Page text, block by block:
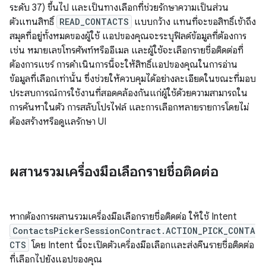
ระดับ 37) ขึ้นไป และเป็นทางเลือกที่ช่วยรักษาความเป็นส่วน
ตัวแทนสิทธิ์ READ_CONTACTS แบบกว้าง แทนที่จะขอสิทธิ์เข้าถึง
สมุดที่อยู่ทั้งหมดของผู้ใช้ แอปของคุณจะระบุฟิลด์ข้อมูลที่ต้องการ
เช่น หมายเลขโทรศัพท์หรืออีเมล และผู้ใช้จะเลือกรายชื่อติดต่อที่
ต้องการแชร์ การดำเนินการนี้จะให้สิทธิ์แอปของคุณในการอ่าน
ข้อมูลที่เลือกเท่านั้น ซึ่งช่วยให้ควบคุมได้อย่างละเอียดในขณะที่มอบ
ประสบการณ์การใช้งานที่สอดคล้องกันแก่ผู้ใช้ด้วยความสามารถใน
การค้นหาในตัว การสลับโปรไฟล์ และการเลือกหลายรายการโดยไม่
ต้องสร้างหรือดูแลรักษา UI
ผสานรวมเครื่องมือเลือกรายชื่อติดต่อ
หากต้องการผสานรวมเครื่องมือเลือกรายชื่อติดต่อ ให้ใช้ Intent
ContactsPickerSessionContract.ACTION_PICK_CONTA
CTS โดย Intent นี้จะเปิดตัวเครื่องมือเลือกและส่งคืนรายชื่อติดต่อ
ที่เลือกไปยังแอปของคุณ